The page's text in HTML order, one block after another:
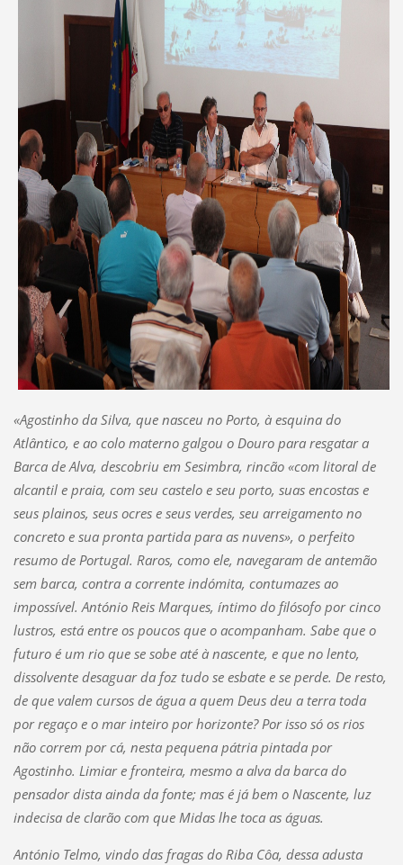
«Agostinho da Silva, que nasceu no Porto, à esquina do
Atlântico, e ao colo materno galgou o Douro para resgatar a
Barca de Alva, descobriu em Sesimbra, rincão «com litoral de
alcantil e praia, com seu castelo e seu porto, suas encostas e
seus plainos, seus ocres e seus verdes, seu arreigamento no
concreto e sua pronta partida para as nuvens», o perfeito
resumo de Portugal. Raros, como ele, navegaram de antemão
sem barca, contra a corrente indómita, contumazes ao
impossível. António Reis Marques, íntimo do filósofo por cinco
lustros, está entre os poucos que o acompanham. Sabe que o
futuro é um rio que se sobe até à nascente, e que no lento,
dissolvente desaguar da foz tudo se esbate e se perde. De resto,
de que valem cursos de água a quem Deus deu a terra toda
por regaço e o mar inteiro por horizonte? Por isso só os rios
não correm por cá, nesta pequena pátria pintada por
Agostinho. Limiar e fronteira, mesmo a alva da barca do
pensador dista ainda da fonte; mas é já bem o Nascente, luz
indecisa de clarão com que Midas lhe toca as águas.
António Telmo, vindo das fragas do Riba Côa, dessa adusta